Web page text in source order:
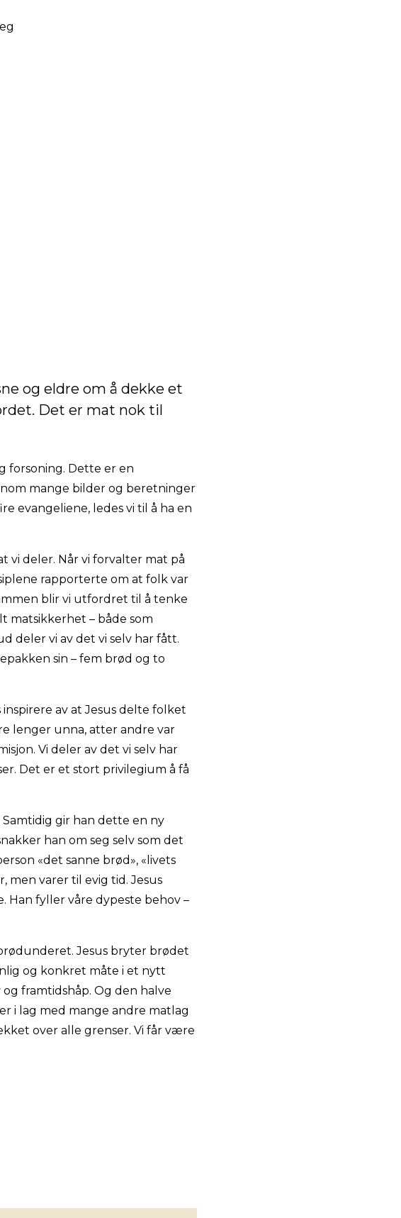
og eldre om å dekke et
Det er mat nok til
forsoning. Dette er en
mange bilder og beretninger
evangeliene, ledes vi til å ha en
vi deler. Når vi forvalter mat på
rapporterte om at folk var
blir vi utfordret til å tenke
matsikkerhet – både som
deler vi av det vi selv har fått.
sin – fem brød og to
inspirere av at Jesus delte folket
lenger unna, atter andre var
Vi deler av det vi selv har
Det er et stort privilegium å få
Samtidig gir han dette en ny
han om seg selv som det
«det sanne brød», «livets
men varer til evig tid. Jesus
Han fyller våre dypeste behov –
Jesus bryter brødet
og konkret måte i et nytt
framtidshåp. Og den halve
i lag med mange andre matlag
over alle grenser. Vi får være